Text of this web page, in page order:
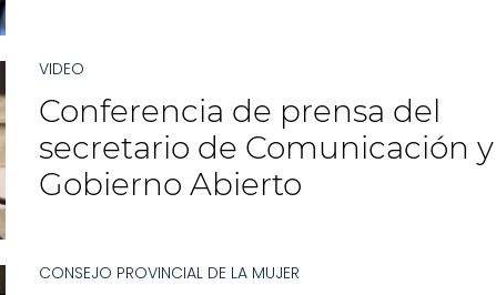
VIDEO
Conferencia de prensa del
secretario de Comunicación y
Gobierno Abierto
CONSEJO PROVINCIAL DE LA MUJER